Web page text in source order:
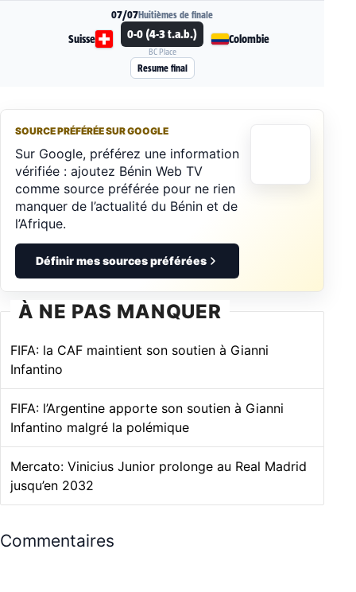
Voir la fiche du match Suisse - Colombie
07/07Huitièmes de finale
Suisse 0-0 (4-3 t.a.b.)
BC Place
Colombie
Resume final
SOURCE PRÉFÉRÉE SUR GOOGLE
Sur Google, préférez une information
vérifiée : ajoutez Bénin Web TV
comme source préférée pour ne rien
manquer de l’actualité du Bénin et de
l’Afrique.
Définir mes sources préférées
À NE PAS MANQUER
FIFA: la CAF maintient son soutien à Gianni
Infantino
FIFA: l’Argentine apporte son soutien à Gianni
Infantino malgré la polémique
Mercato: Vinicius Junior prolonge au Real Madrid
jusqu’en 2032
Commentaires